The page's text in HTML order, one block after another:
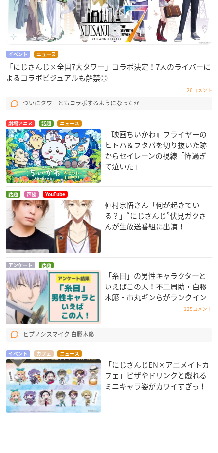
イベント ニュース
「にじさんじ×全国7大タワー」コラボ決定！7人のライバーに
よるコラボビジュアルも解禁◎
26コメント
ついにタワーともコラボするようになったか…
劇場アニメ 話題 ニュース
『映画ちいかわ』フライヤーの
ヒトハ＆フタバを切り抜いた跡
からセイレーンの視線「怖過ぎ
て泣いた」
話題 声優 YouTube
仲村宗悟さん「何が起きてい
る？」“にじさんじ”伏見ガクさ
んが生放送番組に出演！
アンケート 話題
「糸目」の男性キャラクターと
いえばこの人！不二周助・白膠
木簓・市丸ギンらがランクイン
125コメント
ヒプノシスマイク 白膠木簓
イベント カフェ ニュース
「にじさんじEN×アニメイトカ
フェ」ピザやドリンクと戯れる
ミニキャラ姿がカワイすぎっ！